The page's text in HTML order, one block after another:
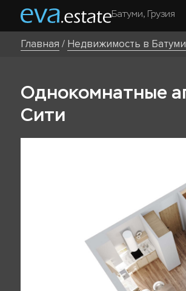
Батуми, Грузия
Главная / Недвижимость в Батуми
Однокомнатные
Сити